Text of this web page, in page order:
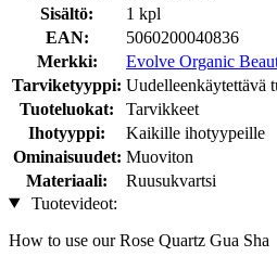
Sisältö:
1 kpl
EAN:
5060200040836
Merkki:
Evolve Organic
Tarviketyyppi: Uudelleenkäytettävä
Tuoteluokat:
Tarvikkeet
Ihotyyppi:
Kaikille ihotyypeille
Ominaisuudet: Muoviton
Materiaali:
Ruusukvartsi
Tuotevideot:
How to use our Rose Quartz Gua Sha